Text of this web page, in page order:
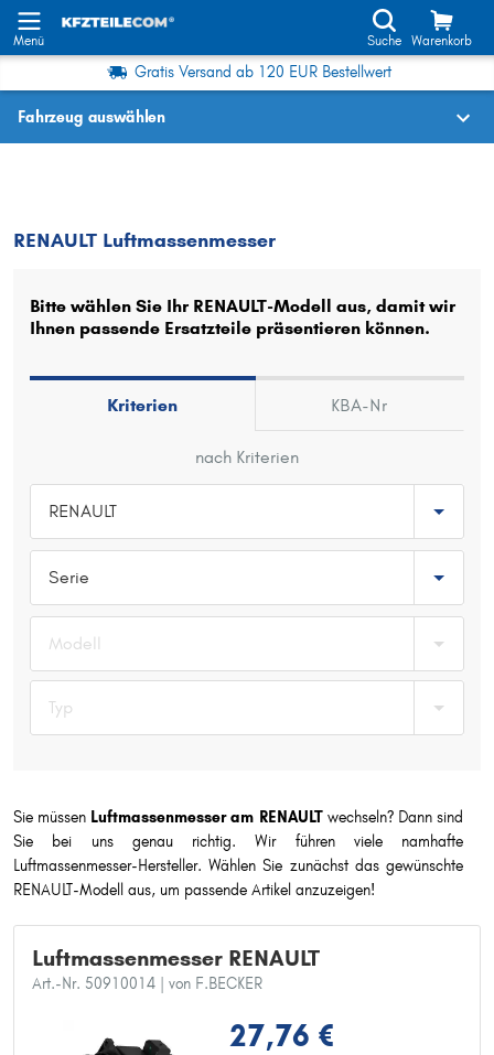
Menü Suche Warenkorb
Gratis Versand ab 120 EUR Bestellwert
Fahrzeug auswählen
Wo finde ich die?
Oder
Hersteller wählen
Typ wählen
RENAULT Luftmassenmesser
Bitte wählen Sie Ihr RENAULT-Modell aus, damit wir
Ihnen passende Ersatzteile präsentieren können.
Kriterien KBA-Nr
nach Kriterien
RENAULT
Serie
Modell
Typ
Sie müssen Luftmassenmesser am RENAULTwechseln? Dann sind
Sie bei uns genau richtig. Wir führen viele namhafte
Luftmassenmesser-Hersteller. Wählen Sie zunächst das gewünschte
RENAULT-Modell aus, um passende Artikel anzuzeigen!
Luftmassenmesser RENAULT
Art.-Nr. 50910014 | von F.BECKER
27,76 €